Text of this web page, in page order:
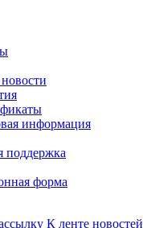
информация
поддержка
форма
К ленте новостей